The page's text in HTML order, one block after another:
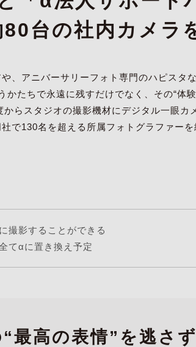
80台の社内カメラ
、アニバーサリーフォト専門のハピスタ
かたちで永遠に残すだけでなく、その“体
らスタジオの撮影機材にデジタル一眼
で130名を超える所属フォトグラファー
撮影することができる
てαに置き換え予定
最高の表情”を逃さ